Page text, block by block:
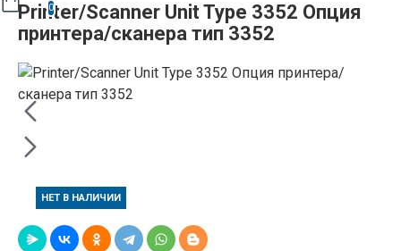
0
Printer/Scanner Unit Type 3352 Опция
принтера/сканера тип 3352
НЕТ В НАЛИЧИИ